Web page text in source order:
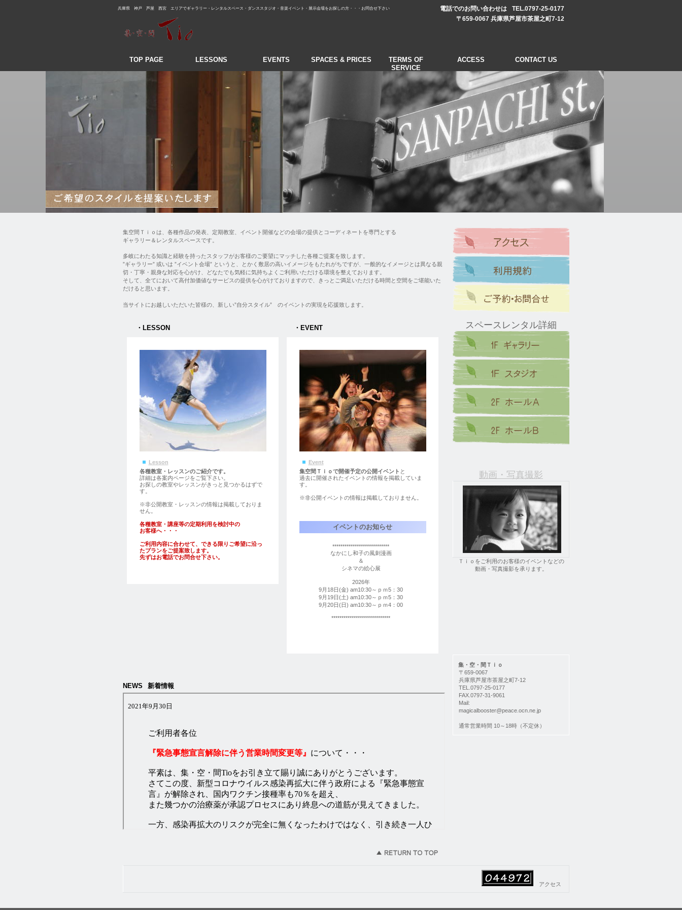
兵庫県 神戸 芦屋 西宮 エリアでギャラリー・レンタルスペース・ダンススタジオ・音楽イベント・展示会場をお探しの方・・・お問合せ下さい 電話でのお問い合わせは
TEL.0797-25-0177
〒659-0067 兵庫県芦屋市茶屋之町7-12
集空間Ｔｉｏは、各種作品の発表、定期教室、イベント開催などの会場の提供とコーディネートを専門とする
ギャラリー＆レンタルスペースです。
多岐にわたる知識と経験を持ったスタッフがお客様のご要望にマッチした各種ご提案を致します。
”ギャラリー” 或いは ”イベント会場” というと、とかく敷居の高いイメージをもたれがちですが、一般的なイメージとは異なる親
切・丁寧・親身な対応を心がけ、どなたでも気軽に気持ちよくご利用いただける環境を整えております。
そして、全てにおいて高付加価値なサービスの提供を心がけておりますので、きっとご満足いただける時間と空間をご堪能いた
だけると思います。
当サイトにお越しいただいた皆様の、新しい”自分スタイル” のイベントの実現を応援致します。
・LESSON ・EVENT
Lesson
各種教室・レッスンのご紹介です。
詳細は各案内ページをご覧下さい。
お探しの教室やレッスンがきっと見つかるはずで
す。
※非公開教室・レッスンの情報は掲載しておりま
せん。
各種教室・講座等の定期利用を検討中の
お客様へ・・・
ご利用内容に合わせて、できる限りご希望に沿っ
たプランをご提案致します。
先ずはお電話でお問合せ下さい。
Event
集空間Ｔｉｏで開催予定の公開イベント と
過去に開催されたイベントの情報を掲載していま
す。
※非公開イベントの情報は掲載しておりません。
イベントのお知らせ
****************************
なかにし和子の風刺漫画
＆
シネマの絵心展
2026年
9月18日(金) am10:30～ｐｍ5：30
9月19日(土) am10:30～ｐｍ5：30
9月20日(日) am10:30～ｐｍ4：00
*****************************
NEWS 新着情報
TOP PAGE LESSONS EVENTS SPACES & PRICES
TERMS OF
SERVICE
ACCESS CONTACT US
スペースレンタル詳細
動画・写真撮影
Ｔｉｏをご利用のお客様のイベントなどの
動画・写真撮影を承ります。
集・空・間Ｔｉｏ
〒659-0067
兵庫県芦屋市茶屋之町7-12
TEL.0797-25-0177
FAX.0797-31-9061
Mail:
magicalbooster@peace.ocn.ne.jp
通常営業時間 10～18時（不定休）
アクセス